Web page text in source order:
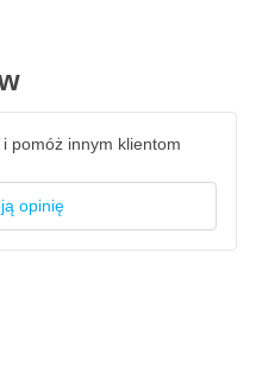
pomóż innym klientom
opinię